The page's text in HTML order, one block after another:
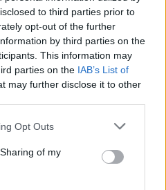
to third parties prior to
opt-out of the further
by third parties on the
This information may
parties on the IAB’s List of
may further disclose it to other
Opt Outs
of my
σας στα σύννεφα και
σχεδόν καθημερινά.
με δέντρα, θα
για την ομορφιά,
η παράδοση είναι
φωτεινό και καθαρό,